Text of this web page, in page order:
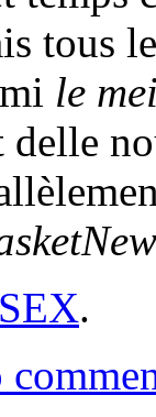
tous
le
.